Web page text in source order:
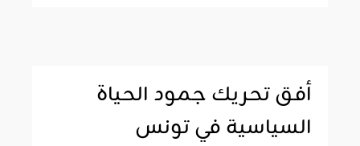
أفق تحريك جمود الحياة
السياسية في تونس